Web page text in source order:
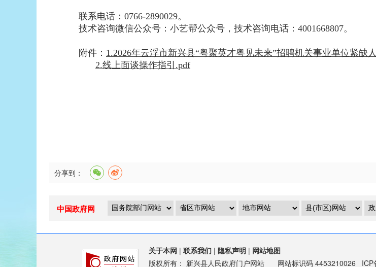
联系电话：0766-2890029。
技术咨询微信公众号：小艺帮公众号，技术咨询电话：4001668807。
附件： 1.2026年云浮市新兴县“粤聚英才粤见未来”招聘机关事业单位紧
2.线上面谈操作指引.pdf
分享到：
中国政府网
关于本网 | 联系我们 | 隐私声明 | 网站地图
版权所有： 新兴县人民政府门户网站 网站标识码 4453210026 ICP